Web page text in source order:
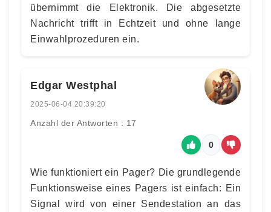
übernimmt die Elektronik. Die abgesetzte
Nachricht trifft in Echtzeit und ohne lange
Einwahlprozeduren ein.
Edgar Westphal
2025-06-04 20:39:20
Anzahl der Antworten : 17
0
Wie funktioniert ein Pager? Die grundlegende
Funktionsweise eines Pagers ist einfach: Ein
Signal wird von einer Sendestation an das